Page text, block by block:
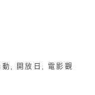
開放日
電影觀